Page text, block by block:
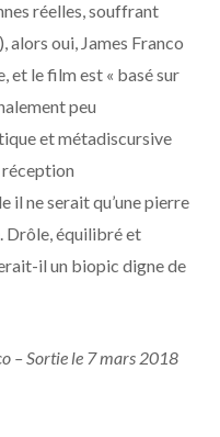
réelles, souffrant
alors oui, James Franco
et le film est « basé sur
peu
et métadiscursive
réception
il ne serait qu’une pierre
Drôle, équilibré et
il un biopic digne de
– Sortie le 7 mars 2018